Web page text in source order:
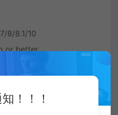
8/8.1/10
or better
capable GPU
！！！